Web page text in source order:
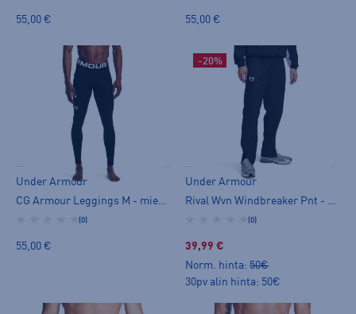
55,00 € 55,00 €
Under Armour
(0)
55,00 €
-20%
Under Armour
(0)
39,99 €
Norm. hinta: 50€
30pv alin hinta: 50€